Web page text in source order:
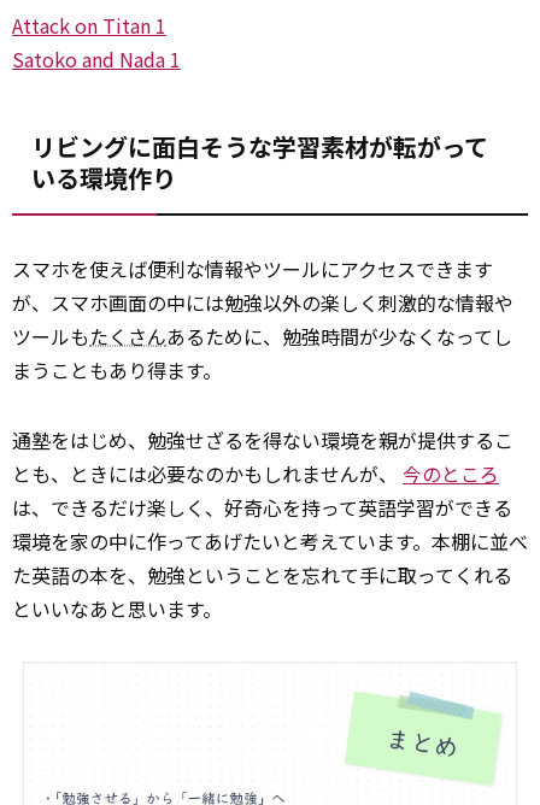
Attack on Titan 1
Satoko and Nada 1
リビングに面白そうな学習素材が転がって
いる環境作り
スマホを使えば便利な情報やツールにアクセスできます
が、スマホ画面の中には勉強以外の楽しく刺激的な情報や
ツールもたくさんあるために、勉強時間が少なくなってし
まうこともあり得ます。
通塾をはじめ、勉強せざるを得ない環境を親が提供するこ
とも、ときには必要なのかもしれませんが、 今のところ
は、できるだけ楽しく、好奇心を持って英語学習ができる
環境を家の中に作ってあげたいと考えています。本棚に並べ
た英語の本を、勉強ということを忘れて手に取ってくれる
といいなあと思います。